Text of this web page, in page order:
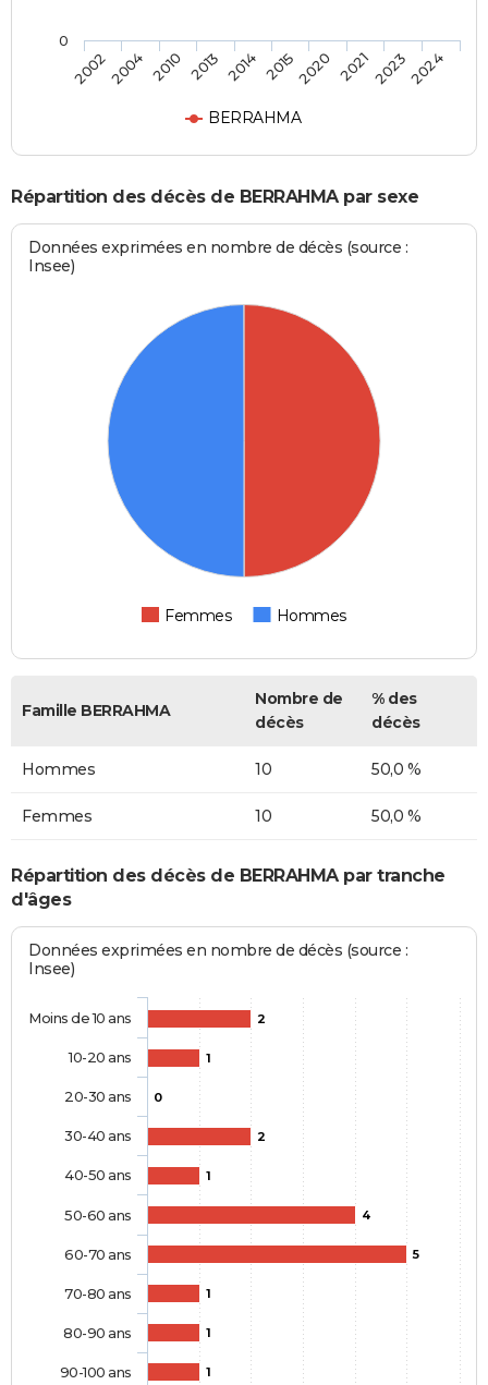
BERRAHMA
20022004 2010 2013 2014 20152020 202120232024
0
Répartition des décès de BERRAHMA par sexe
Données exprimées en nombre de décès (source :
Insee)
Femmes Hommes
Famille BERRAHMA
Nombre de
décès
% des
décès
Hommes 10 50,0 %
Femmes 10 50,0 %
Répartition des décès de BERRAHMA par tranche
d'âges
Données exprimées en nombre de décès (source :
Insee)
2
1
0
2
1
4
5
1
1
1
Moins de 10 ans
10-20 ans
20-30 ans
30-40 ans
40-50 ans
50-60 ans
60-70 ans
70-80 ans
80-90 ans
90-100 ans